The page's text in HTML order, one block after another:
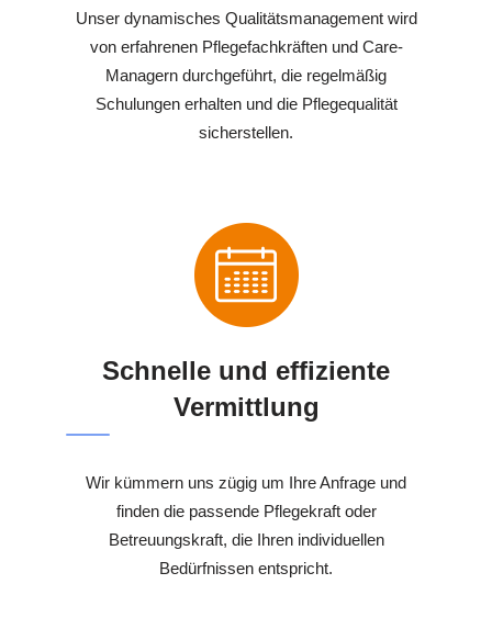
Unser dynamisches Qualitätsmanagement wird
von erfahrenen Pflegefachkräften und Care-
Managern durchgeführt, die regelmäßig
Schulungen erhalten und die Pflegequalität
sicherstellen.
Schnelle und effiziente
Vermittlung
Wir kümmern uns zügig um Ihre Anfrage und
finden die passende Pflegekraft oder
Betreuungskraft, die Ihren individuellen
Bedürfnissen entspricht.